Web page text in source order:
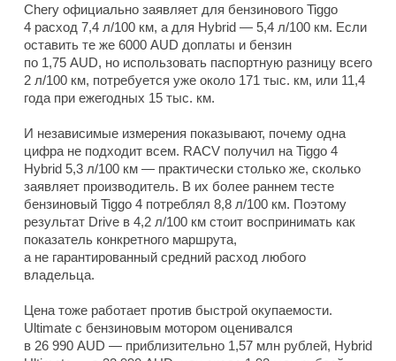
Chery официально заявляет для бензинового Tiggo
4 расход 7,4 л/100 км, а для Hybrid — 5,4 л/100 км. Если
оставить те же 6000 AUD доплаты и бензин
по 1,75 AUD, но использовать паспортную разницу всего
2 л/100 км, потребуется уже около 171 тыс. км, или 11,4
года при ежегодных 15 тыс. км.
И независимые измерения показывают, почему одна
цифра не подходит всем. RACV получил на Tiggo 4
Hybrid 5,3 л/100 км — практически столько же, сколько
заявляет производитель. В их более раннем тесте
бензиновый Tiggo 4 потреблял 8,8 л/100 км. Поэтому
результат Drive в 4,2 л/100 км стоит воспринимать как
показатель конкретного маршрута,
а не гарантированный средний расход любого
владельца.
Цена тоже работает против быстрой окупаемости.
Ultimate с бензиновым мотором оценивался
в 26 990 AUD — приблизительно 1,57 млн рублей, Hybrid